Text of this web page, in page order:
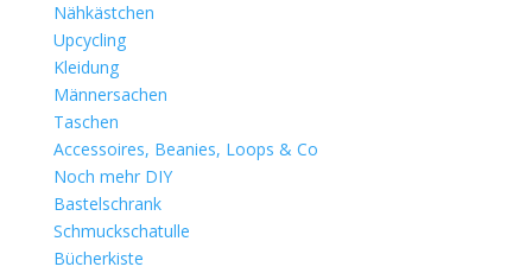
Nähkästchen
Upcycling
Kleidung
Männersachen
Taschen
Accessoires, Beanies, Loops & Co
Noch mehr DIY
Bastelschrank
Schmuckschatulle
Bücherkiste